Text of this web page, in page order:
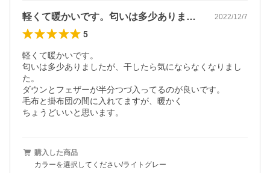
軽くて暖かいです。匂いは多少ありました… 2022/12/7
5
軽くて暖かいです。
匂いは多少ありましたが、干したら気にならなくなりまし
た。
ダウンとフェザーが半分つづ入ってるのが良いです。
毛布と掛布団の間に入れてますが、暖かく
ちょうどいいと思います。
購入した商品
カラーを選択してください/ライトグレー